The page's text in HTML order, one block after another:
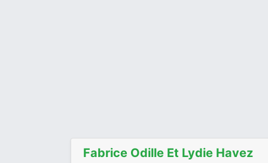
Fabrice Odille Et Lydie Havez